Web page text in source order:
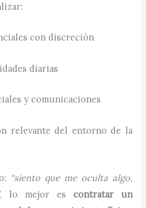
con discreción
diarias
y comunicaciones
relevante del entorno de la
“siento que me oculta algo,
, lo mejor es contratar un